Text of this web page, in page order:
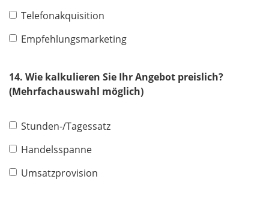
Telefonakquisition
Empfehlungsmarketing
14. Wie kalkulieren Sie Ihr Angebot preislich?
(Mehrfachauswahl möglich)
Stunden-/Tagessatz
Handelsspanne
Umsatzprovision